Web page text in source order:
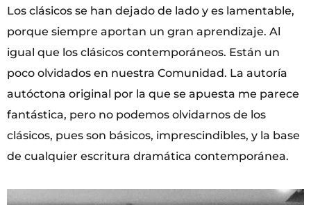
Los clásicos se han dejado de lado y es lamentable,
porque siempre aportan un gran aprendizaje. Al
igual que los clásicos contemporáneos. Están un
poco olvidados en nuestra Comunidad. La autoría
autóctona original por la que se apuesta me parece
fantástica, pero no podemos olvidarnos de los
clásicos, pues son básicos, imprescindibles, y la base
de cualquier escritura dramática contemporánea.